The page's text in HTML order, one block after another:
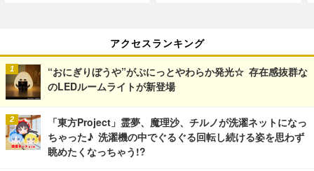
アクセスランキング
“おにぎりぼうや”がぷにっとやわらか発光☆ 存在感抜群な
のLEDルームライトが新登場
「東方Project」霊夢、魔理沙、チルノが洗濯ネットになっ
ちゃった♪ 洗濯機の中でぐるぐる回転し続ける姿を思わず
眺めたくなっちゃう!?